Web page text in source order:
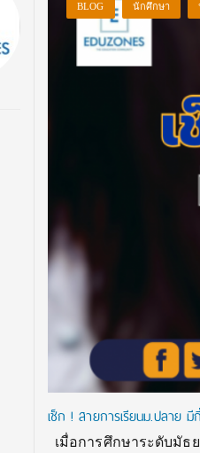
BLOG นักศึกษา
เช็ก ! สายการเรียนม.ปลาย มี
เมื่อการศึกษาระดับมัธ